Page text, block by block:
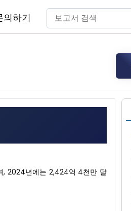
의하기
, 2024년에는 2,424억 4천만 달